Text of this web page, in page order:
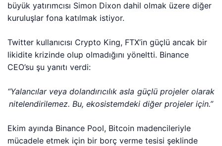
büyük yatırımcısı Simon Dixon dahil olmak üzere diğer
kuruluşlar fona katılmak istiyor.
Twitter kullanıcısı Crypto King, FTX’in güçlü ancak bir
likidite krizinde olup olmadığını yöneltti. Binance
CEO’su şu yanıtı verdi:
“Yalancılar veya dolandırıcılık asla güçlü projeler olarak
nitelendirilemez. Bu, ekosistemdeki diğer projeler için.”
Ekim ayında Binance Pool, Bitcoin madencileriyle
mücadele etmek için bir borç verme tesisi şeklinde